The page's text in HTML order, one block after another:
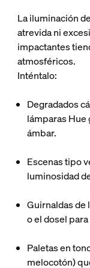
La iluminación
atrevida ni
impactantes
atmosféricos.
Inténtalo:
Degradados
lámparas Hue
ámbar.
Escenas tipo
luminosidad
Guirnaldas de
o el dosel
Paletas en
melocotón)